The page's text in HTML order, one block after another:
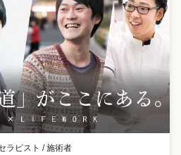
ラピスト / 施術者